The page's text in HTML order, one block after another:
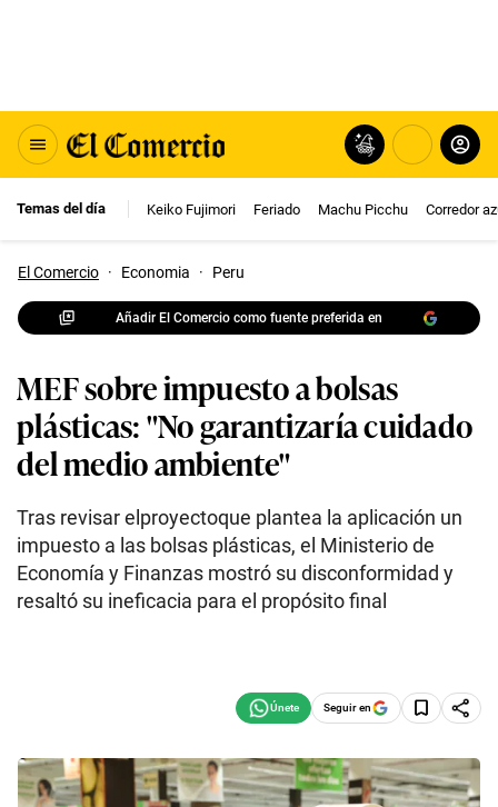
Temas del día Keiko Fujimori Feriado Machu Picchu Corredor
El Comercio · Economia · Peru
Añadir El Comercio como fuente preferida en
MEF sobre impuesto a bolsas
plásticas: "No garantizaría cuidado
del medio ambiente"
Tras revisar elproyectoque plantea la aplicación un
impuesto a las bolsas plásticas, el Ministerio de
Economía y Finanzas mostró su disconformidad y
resaltó su ineficacia para el propósito final
Seguir en